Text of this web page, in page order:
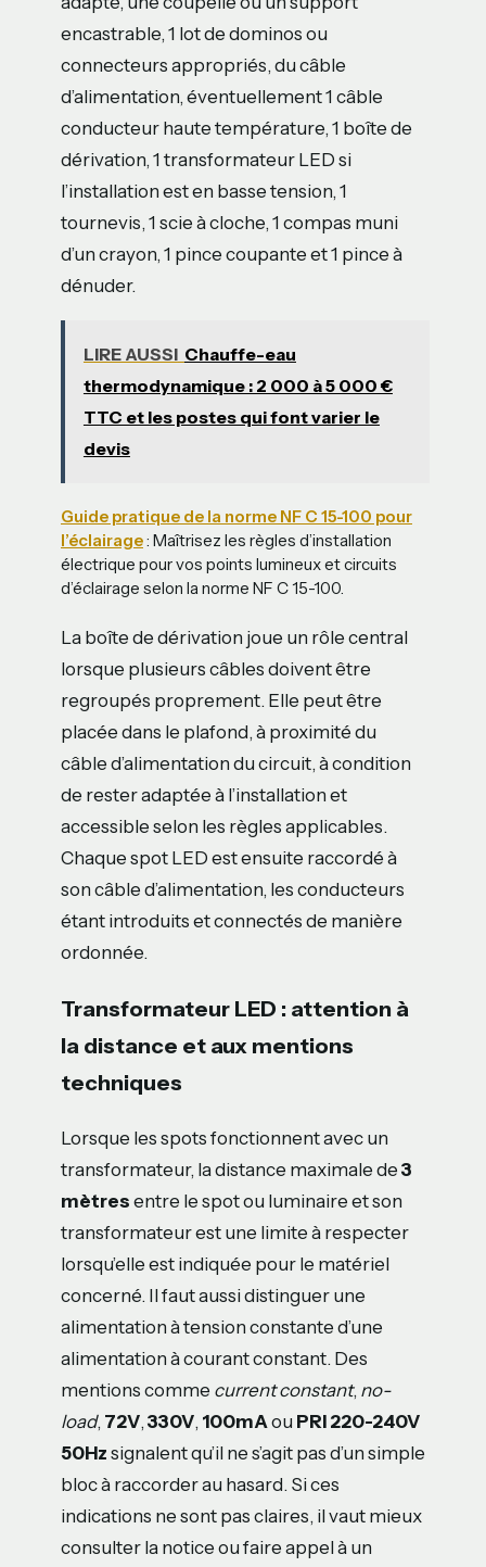
encastrable, 1 lot de dominos ou
connecteurs appropriés, du câble
d’alimentation, éventuellement 1 câble
conducteur haute température, 1 boîte de
dérivation, 1 transformateur LED si
l’installation est en basse tension, 1
tournevis, 1 scie à cloche, 1 compas muni
d’un crayon, 1 pince coupante et 1 pince à
dénuder.
LIRE AUSSI Chauffe-eau
thermodynamique : 2 000 à 5 000 €
TTC et les postes qui font varier le
devis
Guide pratique de la norme NF C 15-100 pour
l’éclairage: Maîtrisez les règles d’installation
électrique pour vos points lumineux et circuits
d’éclairage selon la norme NF C 15-100.
La boîte de dérivation joue un rôle central
lorsque plusieurs câbles doivent être
regroupés proprement. Elle peut être
placée dans le plafond, à proximité du
câble d’alimentation du circuit, à condition
de rester adaptée à l’installation et
accessible selon les règles applicables.
Chaque spot LED est ensuite raccordé à
son câble d’alimentation, les conducteurs
étant introduits et connectés de manière
ordonnée.
Transformateur LED : attention à
la distance et aux mentions
techniques
Lorsque les spots fonctionnent avec un
transformateur, la distance maximale de 3
mètres entre le spot ou luminaire et son
transformateur est une limite à respecter
lorsqu’elle est indiquée pour le matériel
concerné. Il faut aussi distinguer une
alimentation à tension constante d’une
alimentation à courant constant. Des
mentions comme current constant, no-
load, 72V,330V, 100mAou PRI 220-240V
50Hz signalent qu’il ne s’agit pas d’un simple
bloc à raccorder au hasard. Si ces
indications ne sont pas claires, il vaut mieux
consulter la notice ou faire appel à un